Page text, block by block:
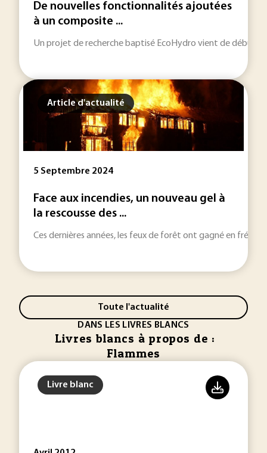
De nouvelles fonctionnalités ajoutées
à un composite ...
Un projet de recherche baptisé EcoHydro vient de
Article d'actualité
5 Septembre 2024
Face aux incendies, un nouveau gel à
la rescousse des ...
Ces dernières années, les feux de forêt ont gagné en
Toute l'actualité
DANS LES LIVRES BLANCS
Livres blancs à propos de :
Flammes
Livre blanc